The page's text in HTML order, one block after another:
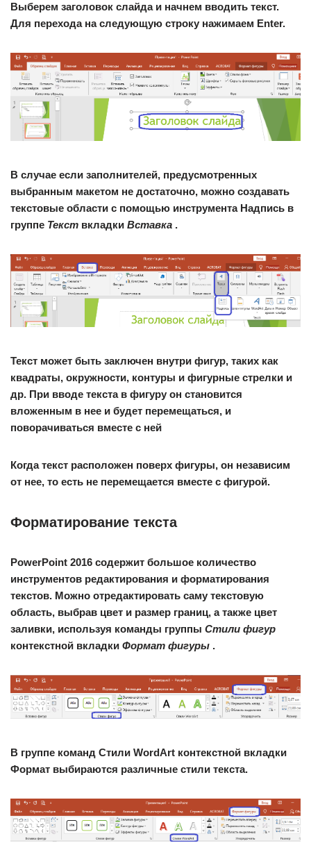
Выберем заголовок слайда и начнем вводить текст.
Для перехода на следующую строку нажимаем Enter.
В случае если заполнителей, предусмотренных
выбранным макетом не достаточно, можно создавать
текстовые области с помощью инструмента Надпись в
группе Текст вкладки Вставка .
Текст может быть заключен внутри фигур, таких как
квадраты, окружности, контуры и фигурные стрелки и
др. При вводе текста в фигуру он становится
вложенным в нее и будет перемещаться, и
поворачиваться вместе с ней
Когда текст расположен поверх фигуры, он независим
от нее, то есть не перемещается вместе с фигурой.
Форматирование текста
PowerPoint 2016 содержит большое количество
инструментов редактирования и форматирования
текстов. Можно отредактировать саму текстовую
область, выбрав цвет и размер границ, а также цвет
заливки, используя команды группы Стили фигур
контекстной вкладки Формат фигуры .
В группе команд Стили WordArt контекстной вкладки
Формат выбираются различные стили текста.